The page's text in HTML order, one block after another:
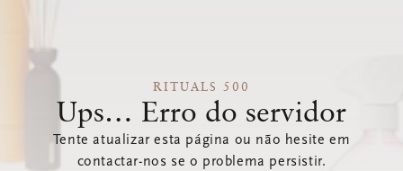
RITUALS 500
Ups… Erro do servidor
Tente atualizar esta página ou não hesite em
contactar-nos se o problema persistir.